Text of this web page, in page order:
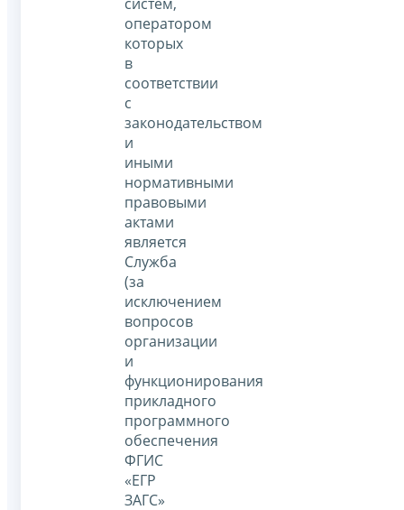
оператором
которых
в
соответствии
с
законодательством
и
иными
нормативными
правовыми
актами
является
Служба
(за
исключением
вопросов
организации
и
функционирования
прикладного
программного
обеспечения
ФГИС
«ЕГР
ЗАГС»